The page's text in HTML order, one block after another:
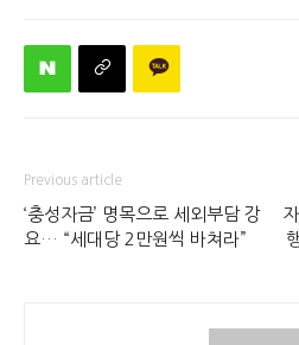
Previous article
‘충성자금’ 명목으로 세외부담 강
요… “세대당 2만원씩 바쳐라”